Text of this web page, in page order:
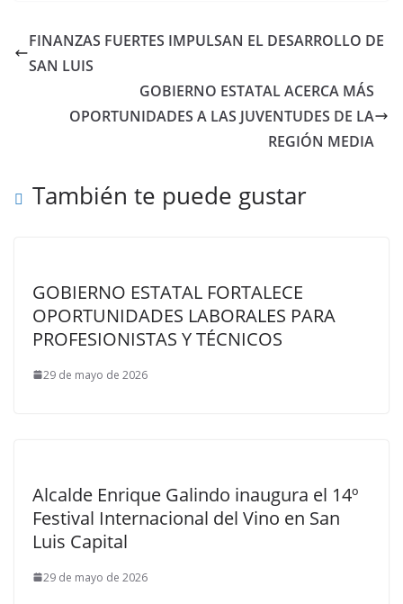
FINANZAS FUERTES IMPULSAN EL DESARROLLO DE
SAN LUIS
GOBIERNO ESTATAL ACERCA MÁS
OPORTUNIDADES A LAS JUVENTUDES DE LA
REGIÓN MEDIA
También te puede gustar
GOBIERNO ESTATAL FORTALECE
OPORTUNIDADES LABORALES PARA
PROFESIONISTAS Y TÉCNICOS
29 de mayo de 2026
Alcalde Enrique Galindo inaugura el 14º
Festival Internacional del Vino en San
Luis Capital
29 de mayo de 2026